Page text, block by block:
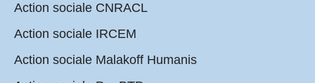
Action sociale CNRACL
Action sociale IRCEM
Action sociale Malakoff Humanis